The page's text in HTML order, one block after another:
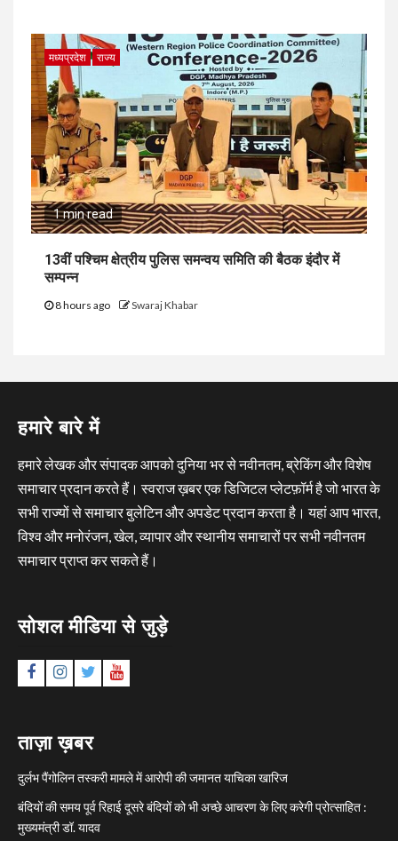
मध्यप्रदेश राज्य
1 min read
13वीं पश्चिम क्षेत्रीय पुलिस समन्वय समिति की बैठक इंदौर में
सम्पन्न
8 hours ago Swaraj Khabar
हमारे बारे में
हमारे लेखक और संपादक आपको दुनिया भर से नवीनतम, ब्रेकिंग और विशेष
समाचार प्रदान करते हैं। स्वराज ख़बर एक डिजिटल प्लेटफ़ॉर्म है जो भारत के
सभी राज्यों से समाचार बुलेटिन और अपडेट प्रदान करता है। यहां आप भारत,
विश्व और मनोरंजन, खेल, व्यापार और स्थानीय समाचारों पर सभी नवीनतम
समाचार प्राप्त कर सकते हैं।
सोशल मीडिया से जुड़े
FacebookInstagram
TwitterYouTube
ताज़ा ख़बर
दुर्लभ पैंगोलिन तस्करी मामले में आरोपी की जमानत याचिका खारिज
बंदियों की समय पूर्व रिहाई दूसरे बंदियों को भी अच्छे आचरण के लिए करेगी प्रोत्साहित :
मुख्यमंत्री डॉ. यादव